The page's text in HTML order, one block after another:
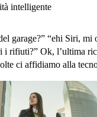
intelligente
garage?” “ehi Siri, mi
rifiuti?” Ok, l’ultima
ci affidiamo alla
nel weekend, per